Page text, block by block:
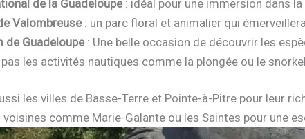
de la Guadeloupe: idéal pour une immersion dans la
Valombreuse: un parc floral et animalier qui
de Guadeloupe: Une belle occasion de découvrir les
pas les activités nautiques comme la plongée ou le
les villes de Basse-Terre et Pointe-à-Pitre pour leur
comme Marie-Galante ou les Saintes pour une